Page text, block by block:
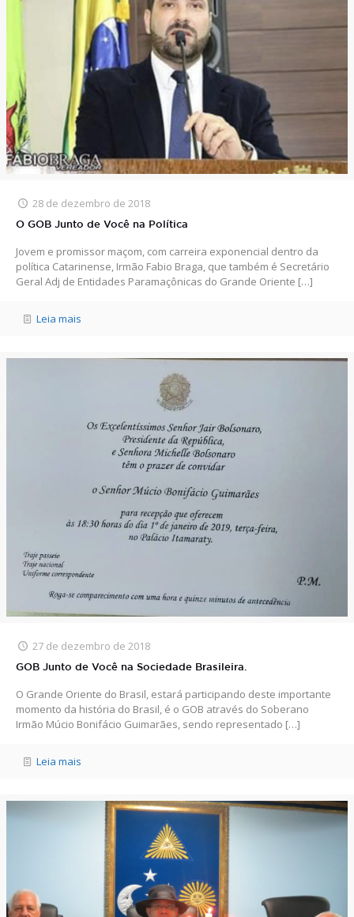
28 de dezembro de 2018
O GOB Junto de Você na Política
Jovem e promissor maçom, com carreira exponencial dentro da
política Catarinense, Irmão Fabio Braga, que também é Secretário
Geral Adj de Entidades Paramaçônicas do Grande Oriente […]
Leia mais
27 de dezembro de 2018
GOB Junto de Você na Sociedade Brasileira.
O Grande Oriente do Brasil, estará participando deste importante
momento da história do Brasil, é o GOB através do Soberano
Irmão Múcio Bonifácio Guimarães, sendo representado […]
Leia mais